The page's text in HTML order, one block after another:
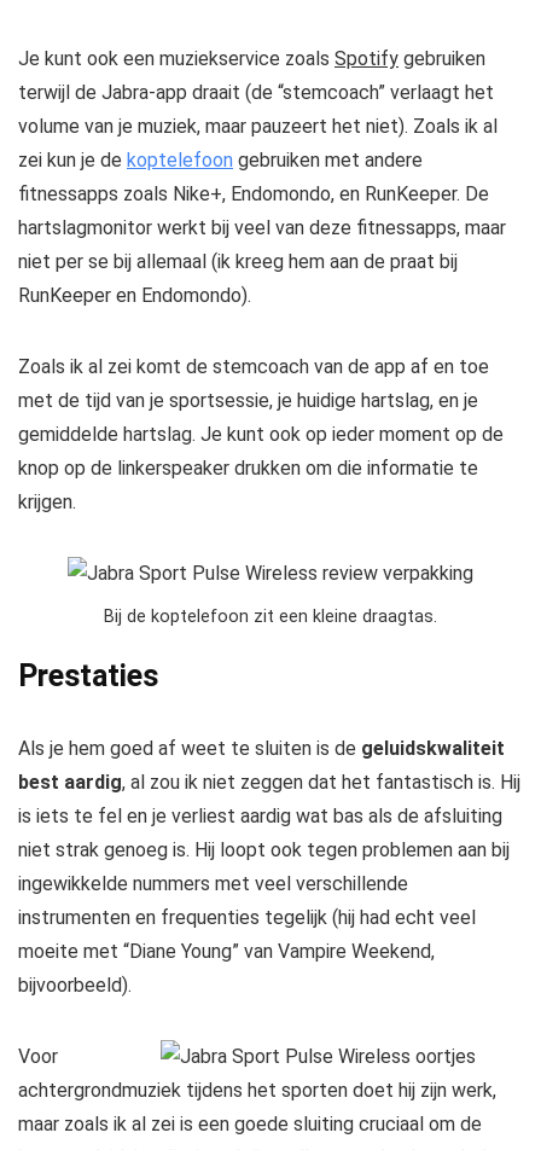
Je kunt ook een muziekservice zoals Spotify gebruiken
terwijl de Jabra-app draait (de “stemcoach” verlaagt het
volume van je muziek, maar pauzeert het niet). Zoals ik al
zei kun je de koptelefoon gebruiken met andere
fitnessapps zoals Nike+, Endomondo, en RunKeeper. De
hartslagmonitor werkt bij veel van deze fitnessapps, maar
niet per se bij allemaal (ik kreeg hem aan de praat bij
RunKeeper en Endomondo).
Zoals ik al zei komt de stemcoach van de app af en toe
met de tijd van je sportsessie, je huidige hartslag, en je
gemiddelde hartslag. Je kunt ook op ieder moment op de
knop op de linkerspeaker drukken om die informatie te
krijgen.
Bij de koptelefoon zit een kleine draagtas.
Prestaties
Als je hem goed af weet te sluiten is de geluidskwaliteit
best aardig, al zou ik niet zeggen dat het fantastisch is. Hij
is iets te fel en je verliest aardig wat bas als de afsluiting
niet strak genoeg is. Hij loopt ook tegen problemen aan bij
ingewikkelde nummers met veel verschillende
instrumenten en frequenties tegelijk (hij had echt veel
moeite met “Diane Young” van Vampire Weekend,
bijvoorbeeld).
Voor
achtergrondmuziek tijdens het sporten doet hij zijn werk,
maar zoals ik al zei is een goede sluiting cruciaal om de